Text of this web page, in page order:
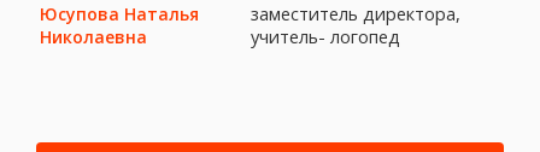
Юсупова Наталья
Николаевна
заместитель директора,
учитель- логопед